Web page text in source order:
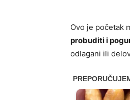
Ovo je početak
probuditi i
odlagani ili